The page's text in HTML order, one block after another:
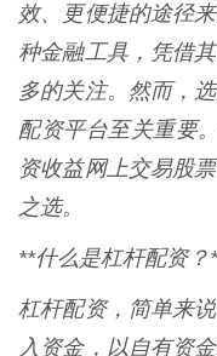
效、更便捷的途径
种金融工具，凭借
多的关注。然而，
配资平台至关重要
资收益网上交易股
之选。
**什么是杠杆配资？
杠杆配资，简单来
入资金，以自有资